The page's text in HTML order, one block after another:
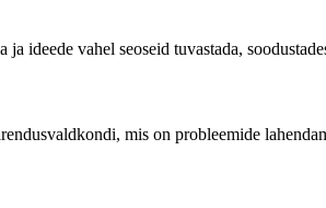
ideede vahel seoseid tuvastada,
mis on probleemide